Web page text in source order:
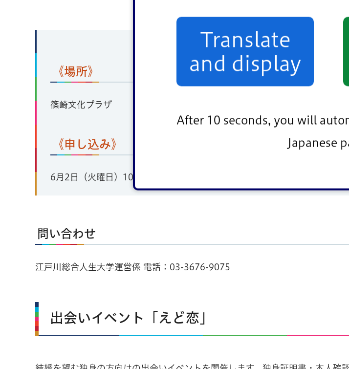
Translate
and display
After 10 seconds, you will
Japanese
《場所》
篠崎文化プラザ
《申し込み》
6月2日（火曜日）10時から
問い合わせ
江戸川総合人生大学運営係 電話： 03-3676-9075
出会いイベント「えど恋」